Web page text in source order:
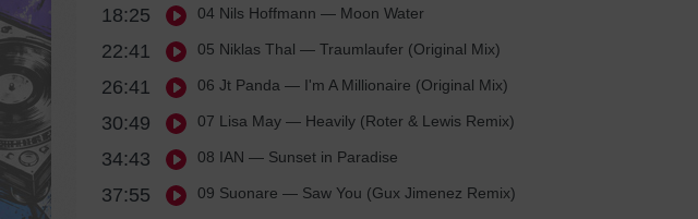
18:25 04 Nils Hoffmann — Moon Water
22:41 05 Niklas Thal — Traumlaufer (Original Mix)
26:41 06 Jt Panda — I'm A Millionaire (Original Mix)
30:49 07 Lisa May — Heavily (Roter & Lewis Remix)
34:43 08 IAN — Sunset in Paradise
37:55 09 Suonare — Saw You (Gux Jimenez Remix)